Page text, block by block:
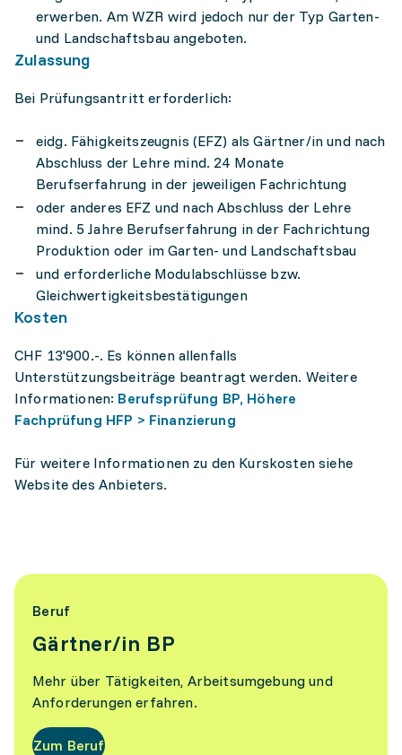
erwerben. Am WZR wird jedoch nur der Typ Garten-
und Landschaftsbau angeboten.
Zulassung
Bei Prüfungsantritt erforderlich:
eidg. Fähigkeitszeugnis (EFZ) als Gärtner/in und nach
Abschluss der Lehre mind. 24 Monate
Berufserfahrung in der jeweiligen Fachrichtung
oder anderes EFZ und nach Abschluss der Lehre
mind. 5 Jahre Berufserfahrung in der Fachrichtung
Produktion oder im Garten- und Landschaftsbau
und erforderliche Modulabschlüsse bzw.
Gleichwertigkeitsbestätigungen
Kosten
CHF 13'900.-. Es können allenfalls
Unterstützungsbeiträge beantragt werden. Weitere
Informationen: Berufsprüfung BP, Höhere
Fachprüfung HFP > Finanzierung
Für weitere Informationen zu den Kurskosten siehe
Website des Anbieters.
Beruf
Gärtner/in BP
Mehr über Tätigkeiten, Arbeitsumgebung und
Anforderungen erfahren.
Zum Beruf